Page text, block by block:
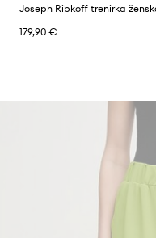
179,90 €